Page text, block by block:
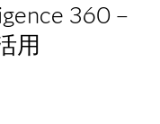
360 –
用